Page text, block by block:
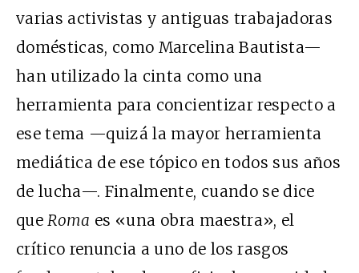
varias activistas y antiguas trabajadoras
domésticas, como Marcelina Bautista—
han utilizado la cinta como una
herramienta para concientizar respecto a
ese tema —quizá la mayor herramienta
mediática de ese tópico en todos sus años
de lucha—. Finalmente, cuando se dice
que Roma es «una obra maestra», el
crítico renuncia a uno de los rasgos